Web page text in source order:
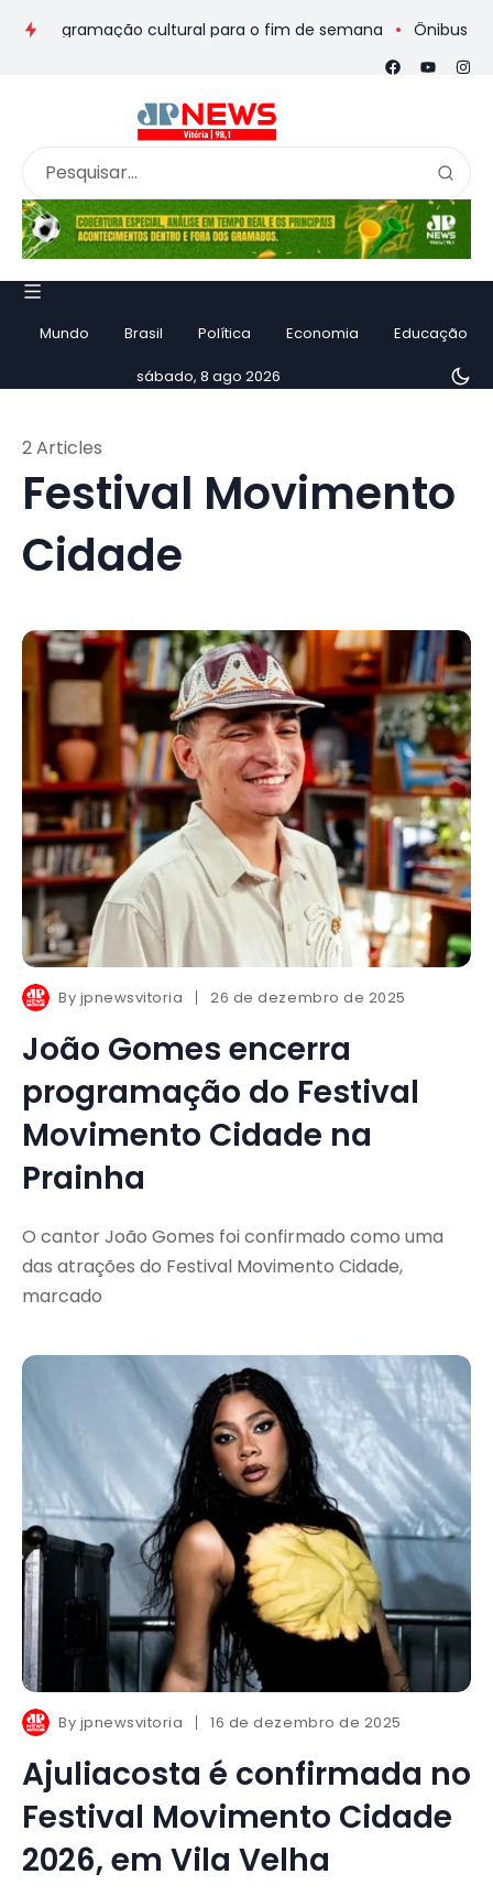
cultural para o fim de semana Ônibus de
Mundo Brasil Política Economia Educação
sábado, 8 ago 2026
Festival Movimento
Cidade
2 Articles
By jpnewsvitoria 26 de dezembro de 2025
João Gomes encerra
programação do Festival
Movimento Cidade na
Prainha
O cantor João Gomes foi confirmado como uma
das atrações do Festival Movimento Cidade,
marcado
By jpnewsvitoria 16 de dezembro de 2025
Ajuliacosta é confirmada no
Festival Movimento Cidade
2026, em Vila Velha